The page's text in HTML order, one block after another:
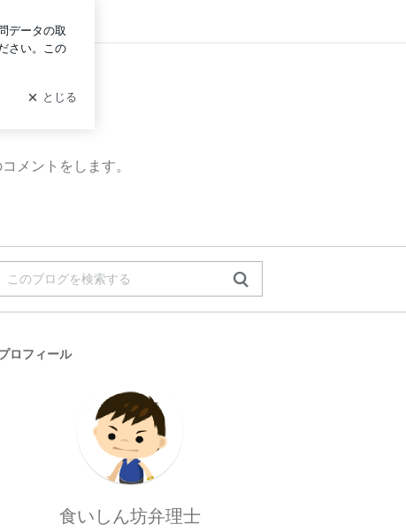
メントをします。
ロフィール
食いしん坊弁理士